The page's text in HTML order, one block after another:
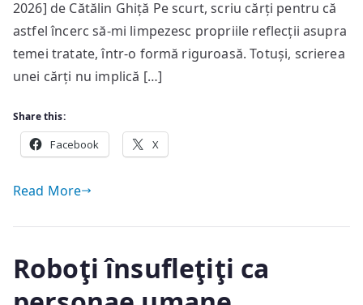
2026] de Cătălin Ghiță Pe scurt, scriu cărți pentru că
astfel încerc să-mi limpezesc propriile reflecții asupra
temei tratate, într-o formă riguroasă. Totuși, scrierea
unei cărți nu implică […]
Share this:
Facebook X
Read More
Roboţi însufleţiţi ca